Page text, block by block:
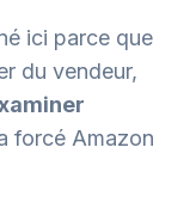
ici parce que
du vendeur,
forcé Amazon